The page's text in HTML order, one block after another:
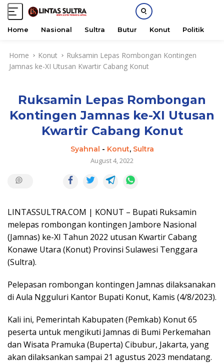
Home Nasional Sultra Butur Konut Politik
Home Konut
Ruksamin Lepas Rombongan Kontingen
Jamnas ke-XI Utusan Kwartir Cabang Konut
Ruksamin Lepas Rombongan
Kontingen Jamnas ke-XI Utusan
Kwartir Cabang Konut
Syahnal - Konut, Sultra
August 4, 2022
LINTASSULTRA.COM | KONUT – Bupati Ruksamin
melepas rombongan kontingen Jambore Nasional
(Jamnas) ke-XI Tahun 2022 utusan Kwartir Cabang
Konawe Utara (Konut) Provinsi Sulawesi Tenggara
(Sultra).
Pelepasan rombongan kontingen Jamnas dilaksanakan
di Aula Ngguluri Kantor Bupati Konut, Kamis (4/8/2023).
Kali ini, Pemerintah Kabupaten (Pemkab) Konut 65
peserta untuk mengikuti Jamnas di Bumi Perkemahan
dan Wisata Pramuka (Buperta) Cibubur, Jakarta, yang
akan dilaksankan sampai 21 agustus 2023 mendatang.